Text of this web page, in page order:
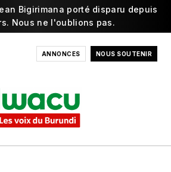
Bigirimana porté disparu depuis
Nous ne l'oublions pas.
ANNONCES NOUS SOUTENIR